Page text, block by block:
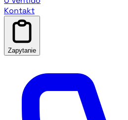
Kontakt
Zapytanie